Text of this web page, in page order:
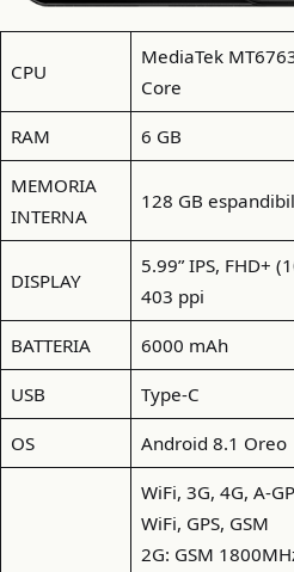
CPU
MediaTek
Core
RAM 6 GB
MEMORIA
INTERNA
128 GB
DISPLAY
5.99” IPS, FHD+
403 ppi
BATTERIA 6000 mAh
USB Type-C
OS Android 8.1 Oreo
WiFi, 3G, 4G, A-
WiFi, GPS, GSM
2G: GSM